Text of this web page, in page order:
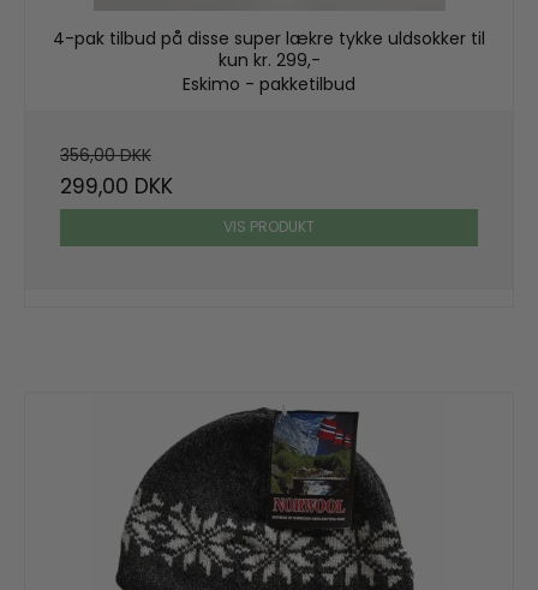
4-pak tilbud på disse super lækre tykke uldsokker til
kun kr. 299,-
Eskimo - pakketilbud
356,00 DKK
299,00 DKK
VIS PRODUKT